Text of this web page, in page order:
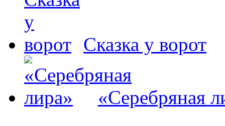
Сказка у ворот
«Серебряная